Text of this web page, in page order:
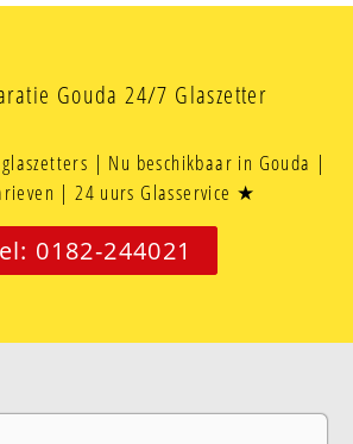
Gouda 24/7 Glaszetter
| Nu beschikbaar in Gouda |
| 24 uurs Glasservice ★
0182-244021